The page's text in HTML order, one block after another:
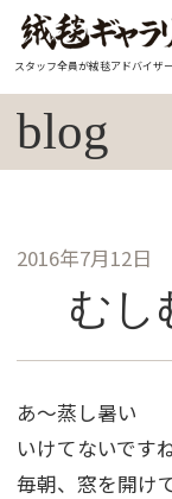
スタッフ全員が絨毯アドバイザ
blog
2016年7月12日
むし
あ〜蒸し暑い
いけてないです
毎朝、窓を開け